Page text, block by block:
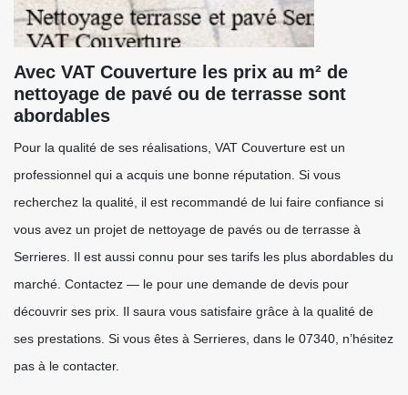
Avec VAT Couverture les prix au m² de
nettoyage de pavé ou de terrasse sont
abordables
Pour la qualité de ses réalisations, VAT Couverture est un
professionnel qui a acquis une bonne réputation. Si vous
recherchez la qualité, il est recommandé de lui faire confiance si
vous avez un projet de nettoyage de pavés ou de terrasse à
Serrieres. Il est aussi connu pour ses tarifs les plus abordables du
marché. Contactez — le pour une demande de devis pour
découvrir ses prix. Il saura vous satisfaire grâce à la qualité de
ses prestations. Si vous êtes à Serrieres, dans le 07340, n’hésitez
pas à le contacter.